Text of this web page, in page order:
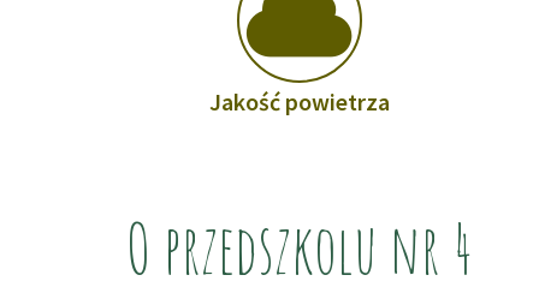
Jakość powietrza
O przedszkolu nr 4